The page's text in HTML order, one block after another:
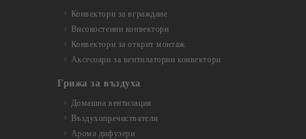
Конвектори за вграждане
Високостенни конвектори
Конвектори за открит монтаж
Аксесоари за вентилаторни конвектори
Грижа за въздуха
Домашна вентилация
Въздухопречистватели
Арома дифузери